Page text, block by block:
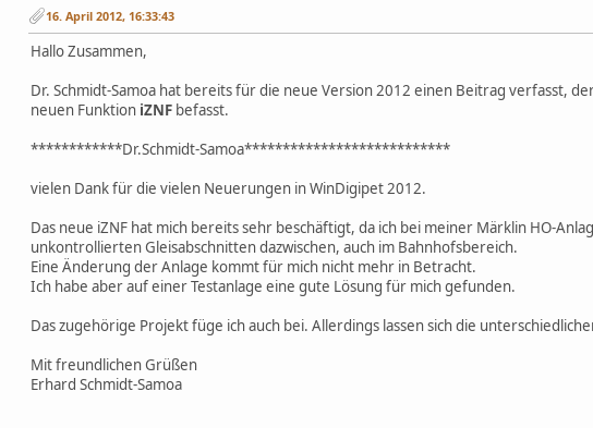
16. April 2012, 16:33:43
Hallo Zusammen,
Dr. Schmidt-Samoa hat bereits für die neue Version 2012 einen Beitrag verfasst,
neuen Funktion iZNF befasst.
************Dr.Schmidt-Samoa***************************
vielen Dank für die vielen Neuerungen in WinDigipet 2012.
Das neue iZNF hat mich bereits sehr beschäftigt, da ich bei meiner Märklin HO-
unkontrollierten Gleisabschnitten dazwischen, auch im Bahnhofsbereich.
Eine Änderung der Anlage kommt für mich nicht mehr in Betracht.
Ich habe aber auf einer Testanlage eine gute Lösung für mich gefunden.
Das zugehörige Projekt füge ich auch bei. Allerdings lassen sich die
Mit freundlichen Grüßen
Erhard Schmidt-Samoa